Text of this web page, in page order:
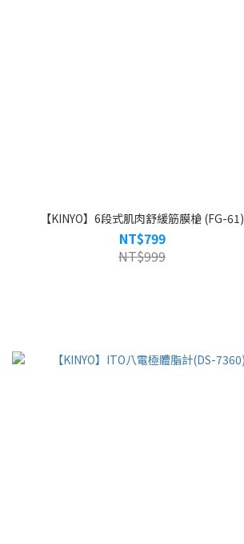
【KINYO】6段式肌肉舒緩筋膜槍 (FG-61)
NT$799
NT$999